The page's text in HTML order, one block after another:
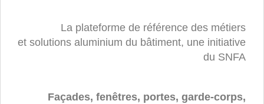
La plateforme de référence des métiers
et solutions aluminium du bâtiment, une initiative
du SNFA
Façades, fenêtres, portes, garde-corps,